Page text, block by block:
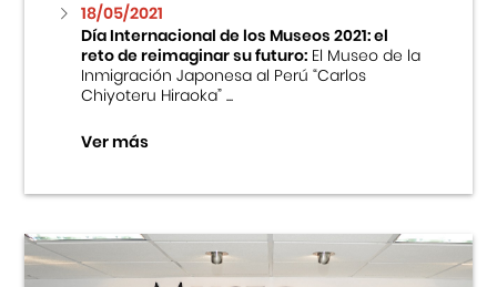
Fondo Editorial
Teatro Peruano Japonés
18/05/2021
Día Internacional de los Museos 2021: el
reto de reimaginar su futuro:El Museo de la
Inmigración Japonesa al Perú “Carlos
Chiyoteru Hiraoka” ...
Ver más